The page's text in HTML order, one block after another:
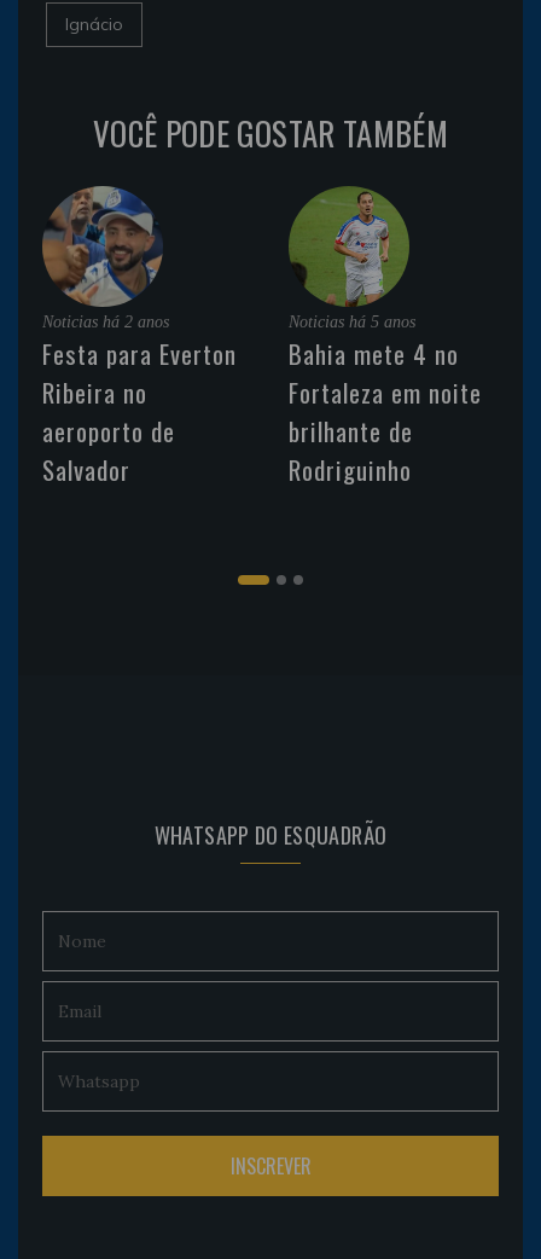
Ignácio
VOCÊ PODE GOSTAR TAMBÉM
Noticias há 2 anos
Festa para Everton
Ribeira no
aeroporto de
Salvador
Noticias há 5 anos
Bahia mete 4 no
Fortaleza em noite
brilhante de
Rodriguinho
WHATSAPP DO ESQUADRÃO